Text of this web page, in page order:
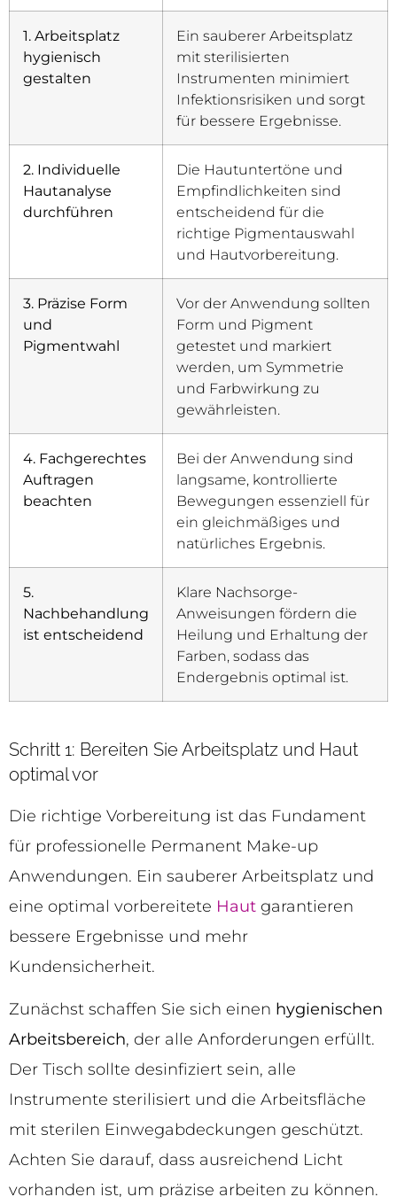
1. Arbeitsplatz
hygienisch
gestalten
Ein sauberer Arbeitsplatz
mit sterilisierten
Instrumenten minimiert
Infektionsrisiken und sorgt
für bessere Ergebnisse.
2. Individuelle
Hautanalyse
durchführen
Die Hautuntertöne und
Empfindlichkeiten sind
entscheidend für die
richtige Pigmentauswahl
und Hautvorbereitung.
3. Präzise Form
und
Pigmentwahl
Vor der Anwendung sollten
Form und Pigment
getestet und markiert
werden, um Symmetrie
und Farbwirkung zu
gewährleisten.
4. Fachgerechtes
Auftragen
beachten
Bei der Anwendung sind
langsame, kontrollierte
Bewegungen essenziell für
ein gleichmäßiges und
natürliches Ergebnis.
5.
Nachbehandlung
ist entscheidend
Klare Nachsorge-
Anweisungen fördern die
Heilung und Erhaltung der
Farben, sodass das
Endergebnis optimal ist.
Schritt 1: Bereiten Sie Arbeitsplatz und Haut
optimal vor
Die richtige Vorbereitung ist das Fundament
für professionelle Permanent Make-up
Anwendungen. Ein sauberer Arbeitsplatz und
eine optimal vorbereitete Haut garantieren
bessere Ergebnisse und mehr
Kundensicherheit.
Zunächst schaffen Sie sich einen hygienischen
Arbeitsbereich, der alle Anforderungen erfüllt.
Der Tisch sollte desinfiziert sein, alle
Instrumente sterilisiert und die Arbeitsfläche
mit sterilen Einwegabdeckungen geschützt.
Achten Sie darauf, dass ausreichend Licht
vorhanden ist, um präzise arbeiten zu können.